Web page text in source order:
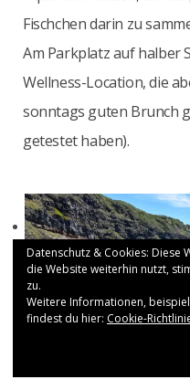
Fischchen darin zu
Am Parkplatz auf halber
Wellness-Location, die
sonntags guten Brunch
getestet haben).
Datenschutz & Cookies: Diese
die Website weiterhin nutzt,
zu.
Weitere Informationen,
findest du hier: Cookie-